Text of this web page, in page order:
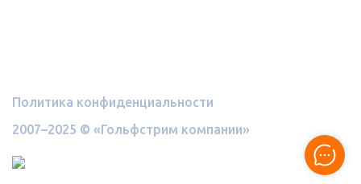
Политика конфиденциальности
2007–2025 © «Гольфстрим компании»